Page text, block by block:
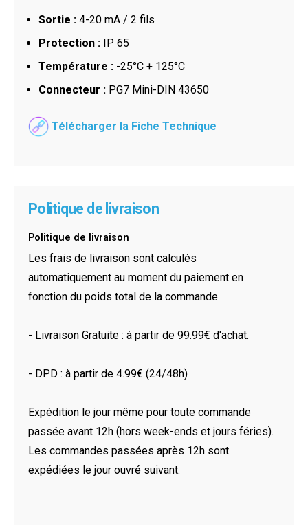
Sortie : 4-20 mA / 2 fils
Protection : IP 65
Température : -25°C + 125°C
Connecteur : PG7 Mini-DIN 43650
Télécharger la Fiche Technique
Politique de livraison
Politique de livraison
Les frais de livraison sont calculés
automatiquement au moment du paiement en
fonction du poids total de la commande.
- Livraison Gratuite : à partir de 99.99€ d'achat.
- DPD : à partir de 4.99€ (24/48h)
Expédition le jour même pour toute commande
passée avant 12h (hors week-ends et jours féries).
Les commandes passées après 12h sont
expédiées le jour ouvré suivant.